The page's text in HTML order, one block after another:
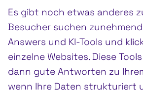
Es gibt noch etwas anderes
Besucher suchen
Answers und KI-Tools und
einzelne Websites. Diese
dann gute Antworten zu
wenn Ihre Daten strukturiert